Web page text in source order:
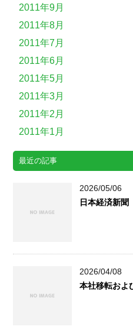
2011年9月
2011年8月
2011年7月
2011年6月
2011年5月
2011年3月
2011年2月
2011年1月
最近の記事
2026/05/06
日本経済新聞
2026/04/08
本社移転およ